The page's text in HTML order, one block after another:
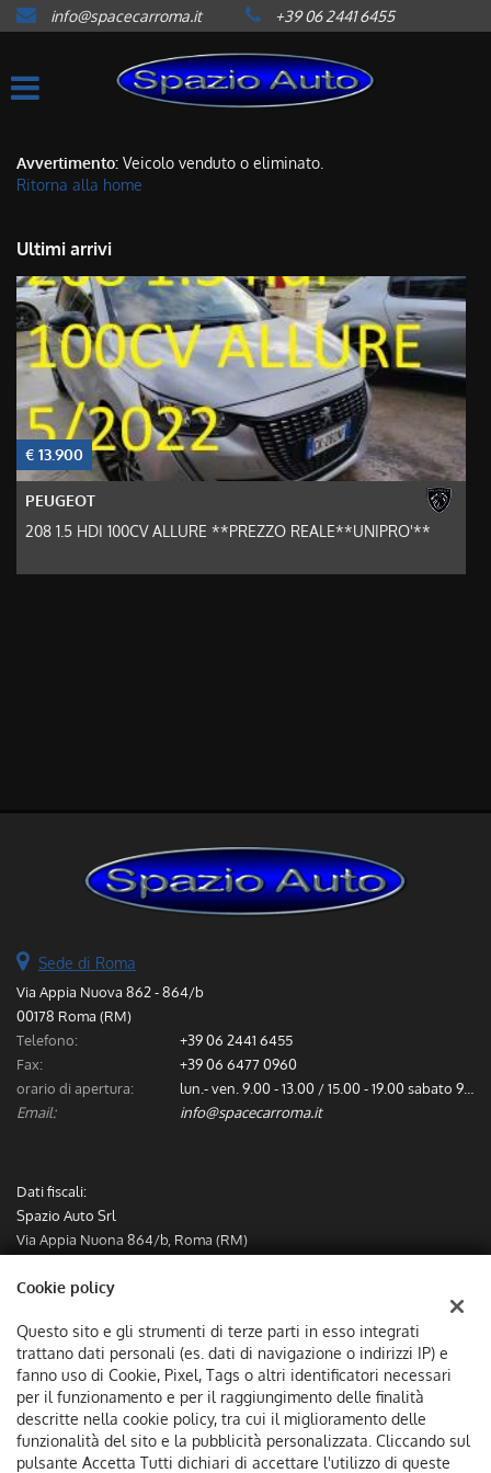
HOME
LISTA VEICOLI
ACQUISTIAMO USATO
CONTATTI
NEWS
AREA COMMERCIANTI
info@spacecarroma.it +39 06 2441 6455
Avvertimento: Veicolo venduto o eliminato.
Ritorna alla home
Ultimi arrivi
€ 13.900
PEUGEOT
208 1.5 HDI 100CV ALLURE **PREZZO REALE**UNIPRO'**
Sede di Roma
Via Appia Nuova 862 - 864/b
00178 Roma (RM)
Telefono:
+39 06 2441 6455
Fax:
+39 06 6477 0960
orario di apertura:
Email:
info@spacecarroma.it
Dati fiscali:
Spazio Auto Srl
Via Appia Nuona 864/b, Roma (RM)
Registro delle imprese:
Cookie policy
Questo sito e gli strumenti di terze parti in esso integrati
trattano dati personali (es. dati di navigazione o indirizzi IP) e
fanno uso di Cookie, Pixel, Tags o altri identificatori necessari
per il funzionamento e per il raggiungimento delle finalità
descritte nella cookie policy, tra cui il miglioramento delle
funzionalità del sito e la pubblicità personalizzata. Cliccando sul
pulsante Accetta Tutti dichiari di accettare l'utilizzo di queste